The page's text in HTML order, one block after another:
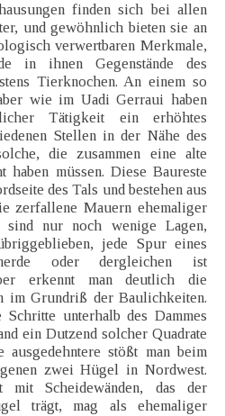
finden sich bei allen
und gewöhnlich bieten sie an
verwertbaren Merkmale,
in ihnen Gegenstände des
Tierknochen. An einem so
wie im Uadi Gerraui haben
Tätigkeit ein erhöhtes
Stellen in der Nähe des
die zusammen eine alte
haben müssen. Diese Baureste
des Tals und bestehen aus
zerfallene Mauern ehemaliger
sind nur noch wenige Lagen,
jede Spur eines
oder dergleichen ist
erkennt man deutlich die
im Grundriß der Baulichkeiten.
Schritte unterhalb des Dammes
ein Dutzend solcher Quadrate
stößt man beim
zwei Hügel in Nordwest.
mit Scheidewänden, das der
trägt, mag als ehemaliger